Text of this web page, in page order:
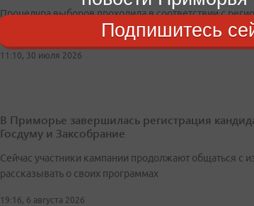
Процедура выборов проходила в соответствии с
11:10, 30 июля 2026
В Приморье завершилась регистрация
Госдуму и Заксобрание
Сейчас участники кампании продолжают общаться с
рассказывать о своих программах
19:16, 6 августа 2026
Подпишитесь